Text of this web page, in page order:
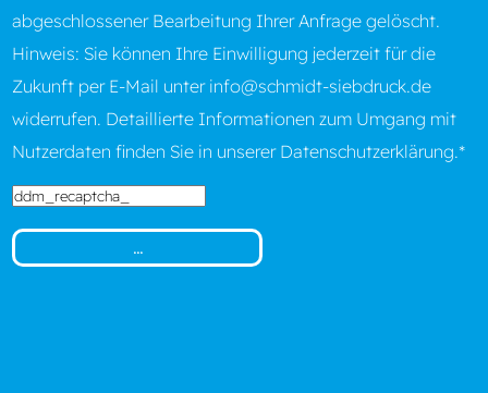
abgeschlossener Bearbeitung Ihrer Anfrage gelöscht.
Hinweis: Sie können Ihre Einwilligung jederzeit für die
Zukunft per E-Mail unter info@schmidt-siebdruck.de
widerrufen. Detaillierte Informationen zum Umgang mit
Nutzerdaten finden Sie in unserer Datenschutzerklärung.*